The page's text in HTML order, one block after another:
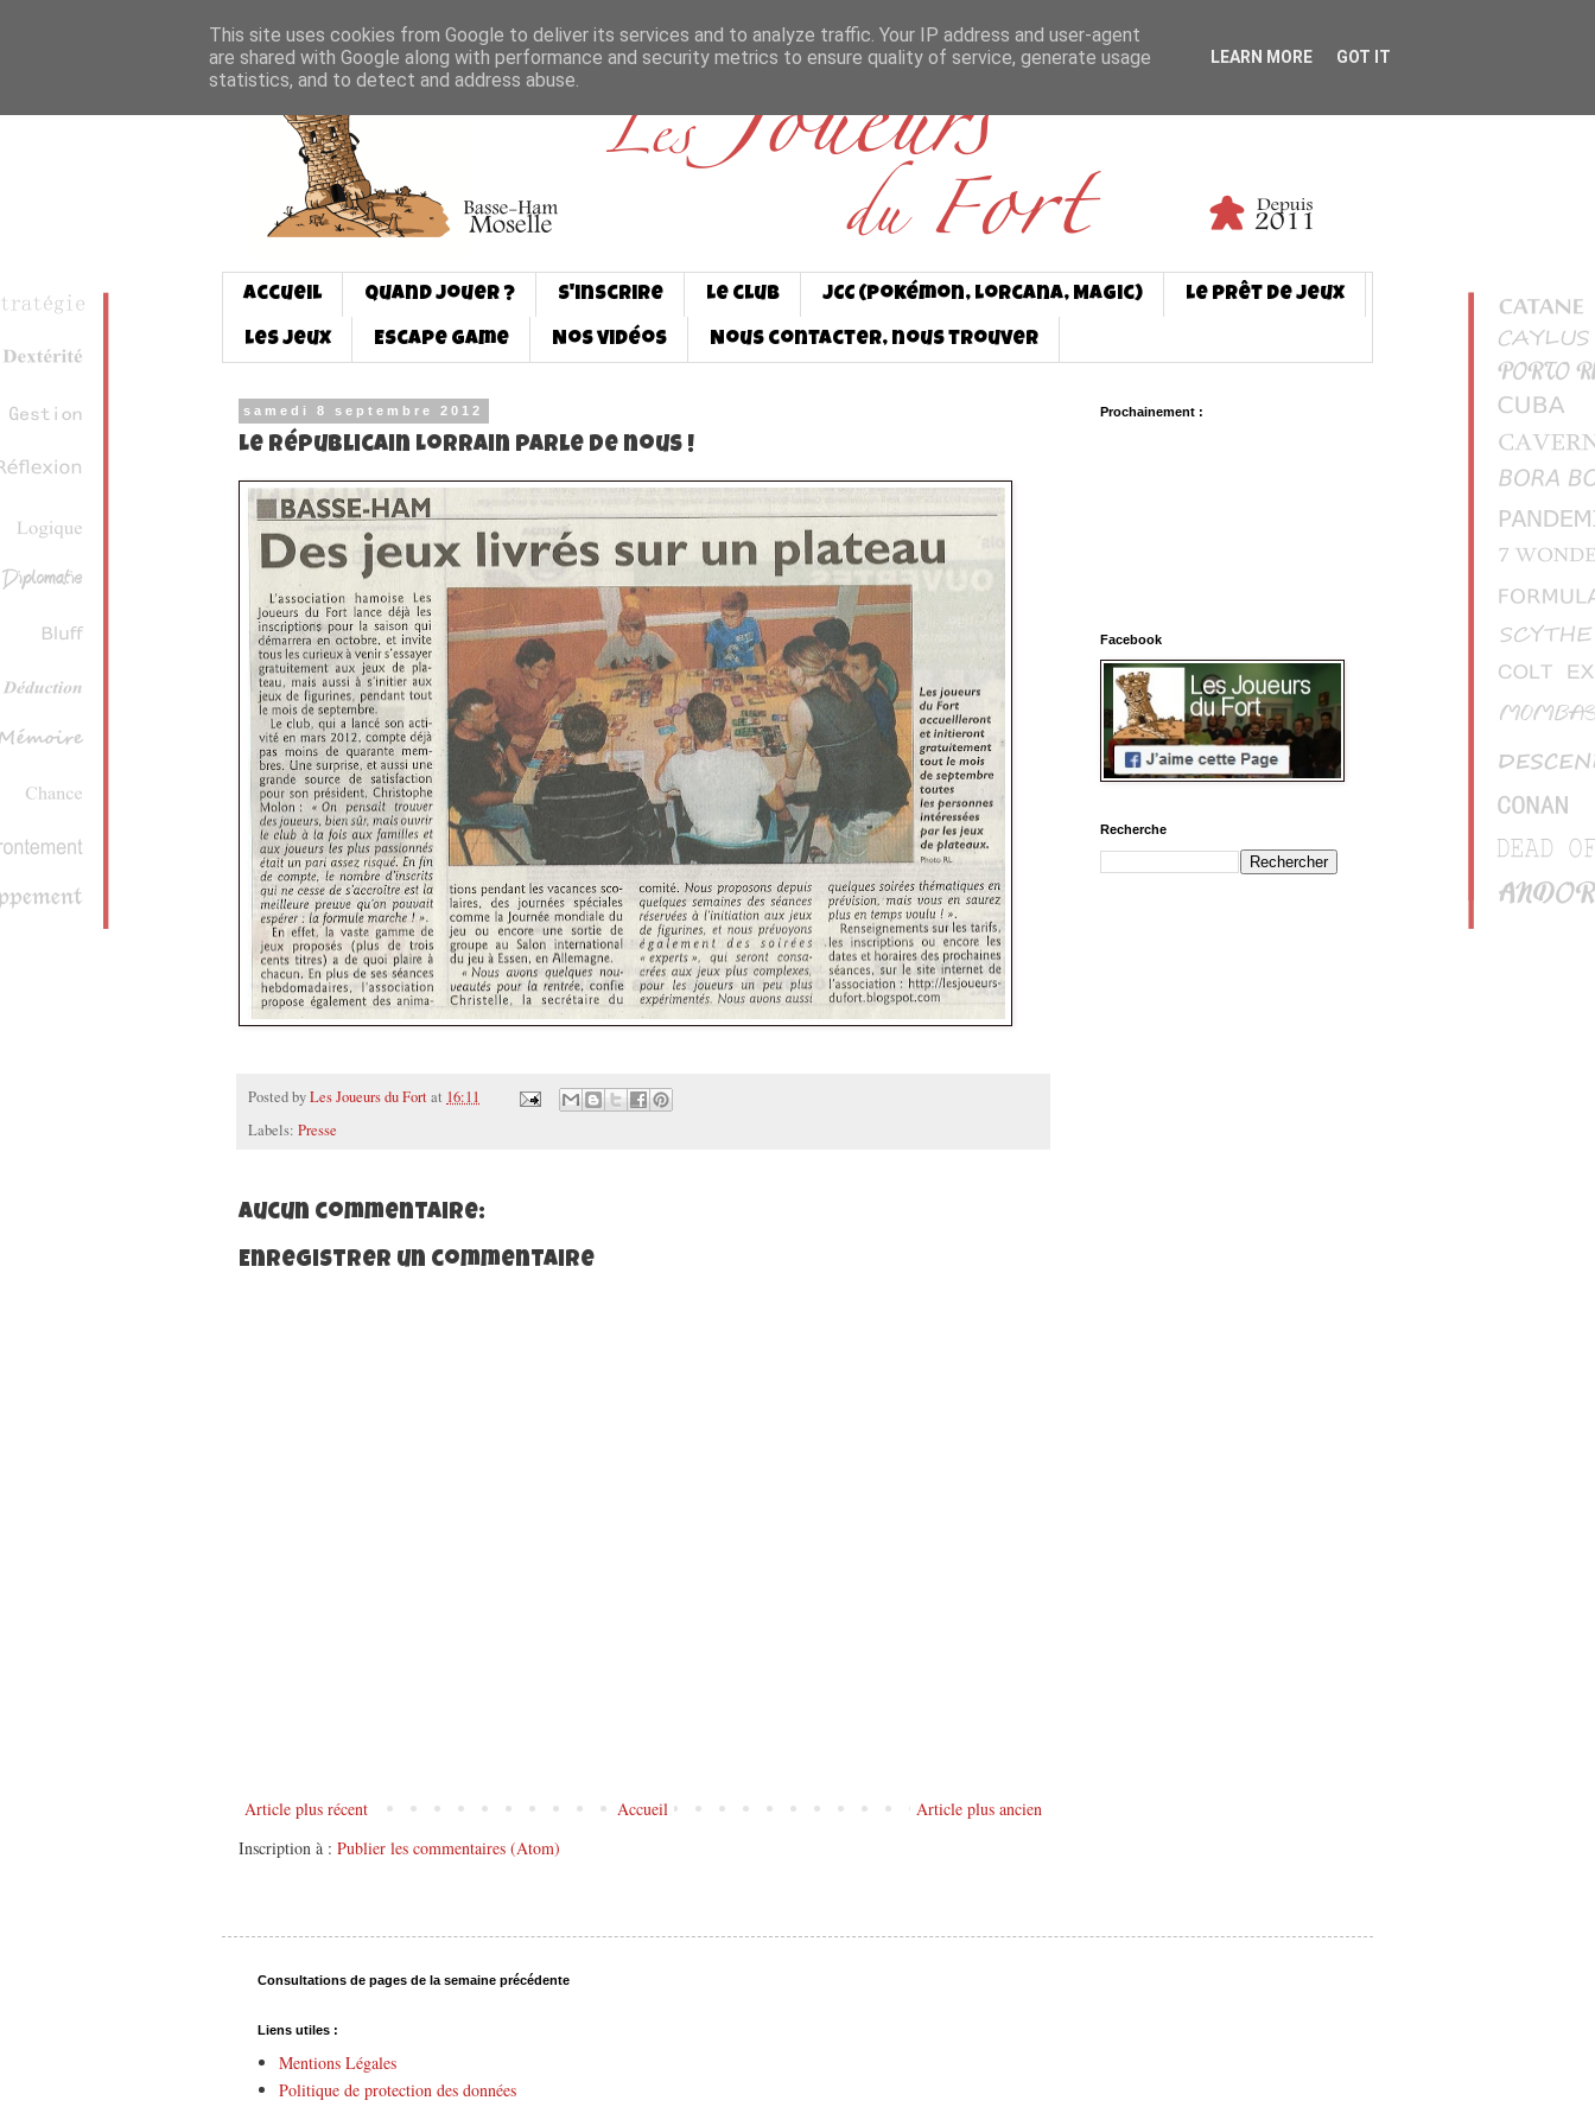
Accueil Quand jouer ? S'inscrire Le club JCC (Pokémon, Lorcana, Magic) Le prêt de jeux
Les jeux Escape game Nos vidéos Nous contacter, nous trouver
samedi 8 septembre 2012
Le Républicain Lorrain parle de nous !
Posted byLes Joueurs du Fortat 16:11
Labels: Presse
Aucun commentaire:
Enregistrer un commentaire
Article plus récent Article plus ancien
Accueil
Inscription à : Publier les commentaires (Atom)
Prochainement :
Facebook
Recherche
Consultations de pages de la semaine précédente
Liens utiles :
Mentions Légales
Politique de protection des données
This site uses cookies from Google to deliver its services and to analyze traffic. Your IP address and user-agent
are shared with Google along with performance and security metrics to ensure quality of service, generate usage
statistics, and to detect and address abuse.
LEARN MORE GOT IT